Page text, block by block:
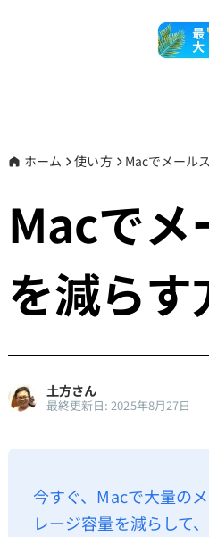
ホーム 使い方 Macでメール
Macでメ
を減らす
土方さん
最終更新日: 2025年8月27日
今すぐ、Macで大量の
レージ容量を減らして